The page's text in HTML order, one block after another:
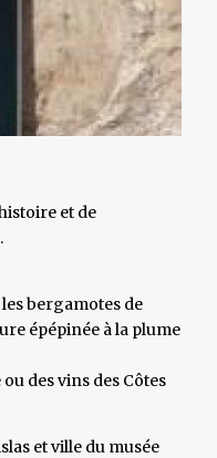
et de
bergamotes de
épépinée à la plume
des vins des Côtes
et ville du musée